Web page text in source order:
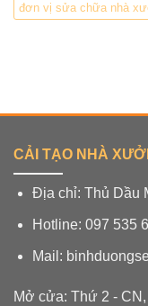
đơn vị sửa chữa nhà
CẢI TẠO NHÀ
Địa chỉ: Thủ Dầu
Hotline: 097 535
Mail:
Mở cửa: Thứ 2 -